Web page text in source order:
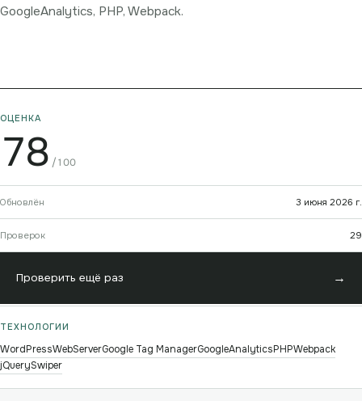
GoogleAnalytics, PHP, Webpack.
ОЦЕНКА
78 /100
Обновлён 3 июня 2026 г.
Проверок 29
Проверить ещё раз →
ТЕХНОЛОГИИ
WordPressWebServerGoogle Tag ManagerGoogleAnalyticsPHPWebpack
jQuerySwiper